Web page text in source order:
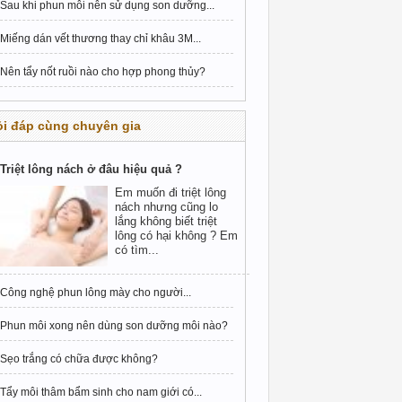
Sau khi phun môi nên sử dụng son dưỡng...
Miếng dán vết thương thay chỉ khâu 3M...
Nên tẩy nốt ruồi nào cho hợp phong thủy?
đáp cùng chuyên gia
Triệt lông nách ở đâu hiệu quả ?
Em muốn đi triệt lông
nách nhưng cũng lo
lắng không biết triệt
lông có hại không ? Em
có tìm...
Công nghệ phun lông mày cho người...
Phun môi xong nên dùng son dưỡng môi nào?
Sẹo trắng có chữa được không?
Tẩy môi thâm bẩm sinh cho nam giới có...